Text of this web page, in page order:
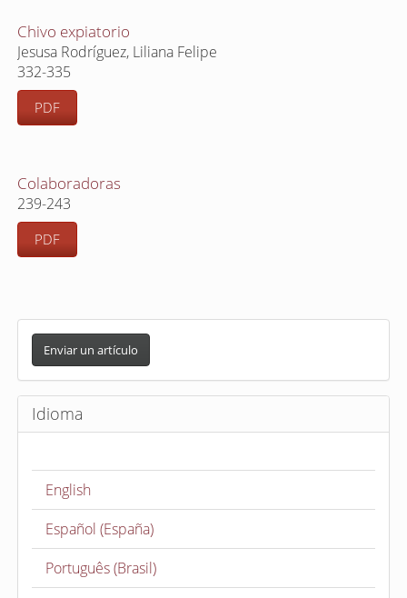
Chivo expiatorio
Jesusa Rodríguez, Liliana Felipe
332-335
PDF
Colaboradoras
239-243
PDF
E
v
i
a
Enviar un artículo
Idioma
English
Español (España)
Português (Brasil)